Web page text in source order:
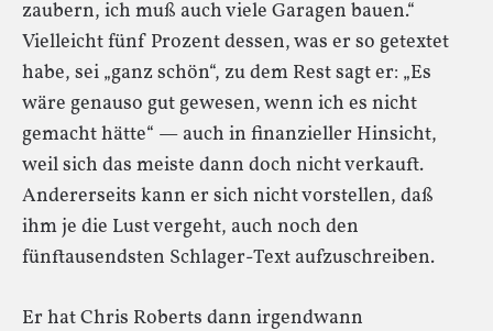
zaubern, ich muß auch viele Garagen bauen.“
Vielleicht fünf Prozent dessen, was er so getextet
habe, sei „ganz schön“, zu dem Rest sagt er: „Es
wäre genauso gut gewesen, wenn ich es nicht
gemacht hätte“ — auch in finanzieller Hinsicht,
weil sich das meiste dann doch nicht verkauft.
Andererseits kann er sich nicht vorstellen, daß
ihm je die Lust vergeht, auch noch den
fünftausendsten Schlager-Text aufzuschreiben.
Er hat Chris Roberts dann irgendwann